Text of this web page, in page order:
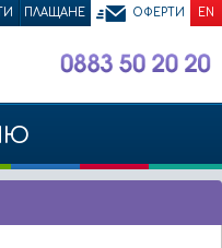
ПЛАЩАНЕ ОФЕРТИ EN